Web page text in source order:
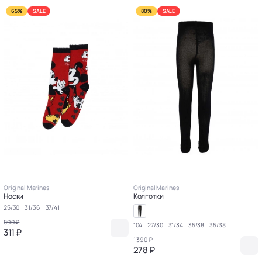
65% SALE
Original Marines
Носки
25/30 31/36
37/41
890 ₽
311 ₽
80% SALE
Original Marines
Колготки
104 27/30 31/34 35/38
35/38
1 390 ₽
278 ₽